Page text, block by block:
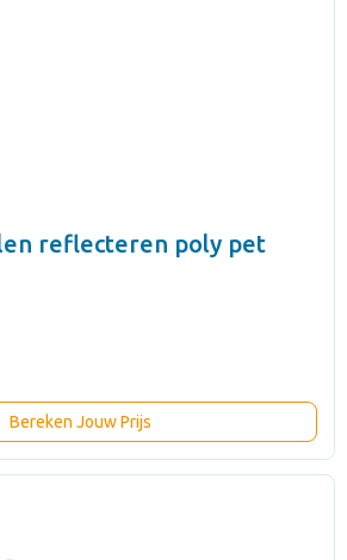
reflecteren poly pet
Bereken Jouw Prijs